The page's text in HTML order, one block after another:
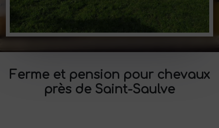
Ferme et pension pour chevaux
près de Saint-Saulve